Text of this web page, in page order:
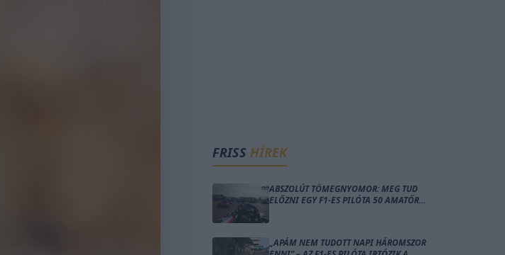
FRISS HÍREK
ABSZOLÚT TÖMEGNYOMOR: MEG TUD
ELŐZNI EGY F1-ES PILÓTA 50 AMATŐR
„APÁM NEM TUDOTT NAPI HÁROMSZOR